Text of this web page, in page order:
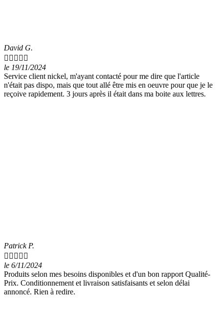
David G.
    
le 19/11/2024
Service client nickel, m'ayant contacté pour me dire que l'article
n'était pas dispo, mais que tout allé être mis en oeuvre pour que je le
reçoive rapidement. 3 jours après il était dans ma boite aux lettres.
Patrick P.
    
le 6/11/2024
Produits selon mes besoins disponibles et d'un bon rapport Qualité-
Prix. Conditionnement et livraison satisfaisants et selon délai
annoncé. Rien à redire.